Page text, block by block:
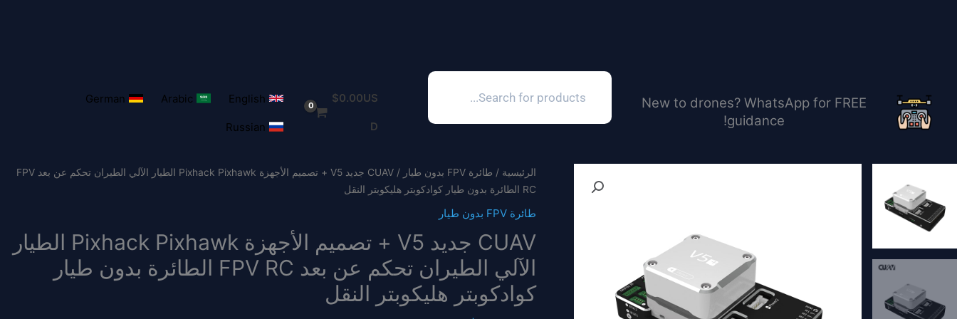
New to drones? WhatsApp for FREE
guidance!
search
$0.00US
D
English
Arabic
German
Russian
الرئيسية / طائرة FPV بدون طيار
/ CUAV جديد V5 + تصميم الأجهزة Pixhack Pixhawk الطيار الآلي الطيران تحكم عن بعد FPV
RC الطائرة بدون طيار كوادكوبتر هليكوبتر النقل
طائرة FPV بدون طيار
CUAV جديد V5 + تصميم الأجهزة Pixhack Pixhawk الطيار
الآلي الطيران تحكم عن بعد FPV RC الطائرة بدون طيار
كوادكوبتر هليكوبتر النقل